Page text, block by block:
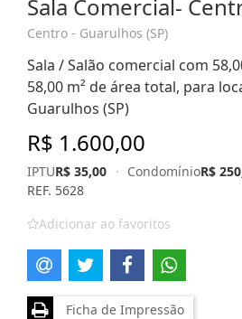
Sala Comercial-
Centro - Guarulhos (SP)
Sala / Salão comercial com
58,00 m² de área total, para
Guarulhos (SP)
R$ 1.600,00
IPTUR$ 35,00 · CondomínioR$
REF. 5628
Adicionar ao favoritos
Ficha de Impressão